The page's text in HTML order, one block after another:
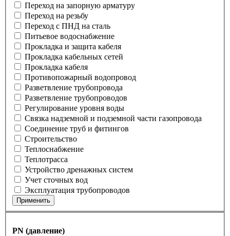
Переход на запорную арматуру
Переход на резьбу
Переход с ПНД на сталь
Питьевое водоснабжение
Прокладка и защита кабеля
Прокладка кабельных сетей
Прокладка кабеля
Противопожарный водопровод
Разветвление трубопровода
Разветвление трубопроводов
Регулирование уровня воды
Связка надземной и подземной части газопровода
Соединение труб и фитингов
Строительство
Теплоснабжение
Теплотрасса
Устройство дренажных систем
Учет сточных вод
Эксплуатация трубопроводов
Применить
PN (давление)